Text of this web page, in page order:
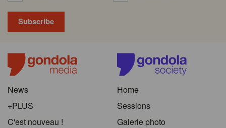
News
+PLUS
C'est nouveau !
Home
Sessions
Galerie photo